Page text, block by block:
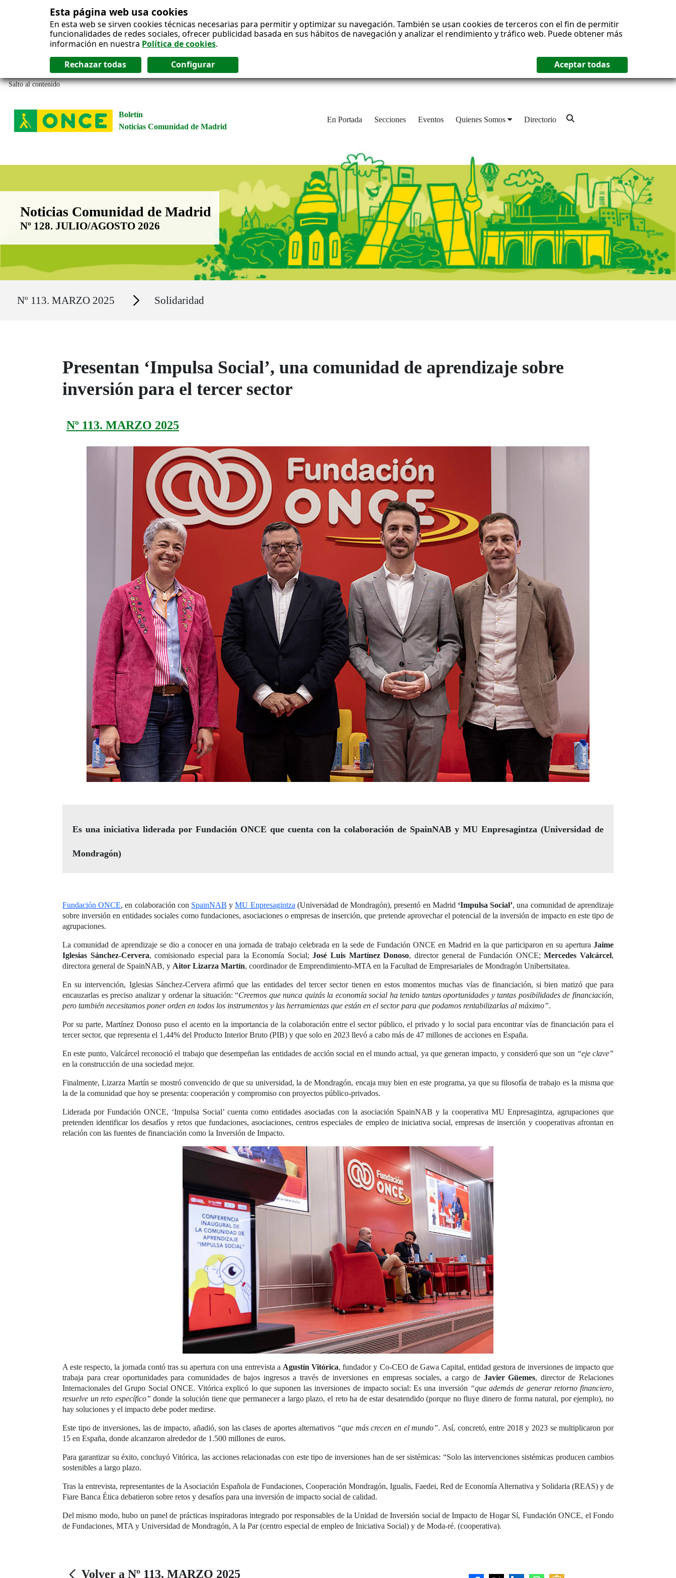
Esta página web usa cookies
En esta web se sirven cookies técnicas necesarias para permitir y optimizar su navegación. También se usan cookies de terceros con el fin de permitir
funcionalidades de redes sociales, ofrecer publicidad basada en sus hábitos de navegación y analizar el rendimiento y tráfico web. Puede obtener más
información en nuestra Política de cookies.
Salto al contenido
Boletín
Noticias Comunidad de Madrid
En Portada Secciones Eventos Quienes Somos Directorio
Boletín Noticias Comunidad de Madrid
Noticias Comunidad de Madrid
Nº 128. JULIO/AGOSTO 2026
Nº 113. MARZO 2025 Secciones Solidaridad
Presentan ‘Impulsa Social’, una comunidad de aprendizaje sobre
inversión para el tercer sector
Nº 113. MARZO 2025
Es una iniciativa liderada por Fundación ONCE que cuenta con la colaboración de SpainNAB y MU Enpresagintza (Universidad de
Mondragón)
Fundación ONCE, en colaboración con SpainNAB yMU Enpresagintza (Universidad de Mondragón), presentó en Madrid ‘Impulsa Social’, una comunidad de aprendizaje
sobre inversión en entidades sociales como fundaciones, asociaciones o empresas de inserción, que pretende aprovechar el potencial de la inversión de impacto en este tipo de
agrupaciones.
La comunidad de aprendizaje se dio a conocer en una jornada de trabajo celebrada en la sede de Fundación ONCE en Madrid en la que participaron en su apertura Jaime
Iglesias Sánchez-Cervera, comisionado especial para la Economía Social;José Luis Martínez Donoso, director general de Fundación ONCE;Mercedes Valcárcel,
directora general de SpainNAB, y Aitor Lizarza Martín, coordinador de Emprendimiento-MTA en la Facultad de Empresariales de Mondragón Unibertsitatea.
En su intervención, Iglesias Sánchez-Cervera afirmó que las entidades del tercer sector tienen en estos momentos muchas vías de financiación, si bien matizó que para
encauzarlas es preciso analizar y ordenar la situación: “Creemos que nunca quizás la economía social ha tenido tantas oportunidades y tantas posibilidades de financiación,
pero también necesitamos poner orden en todos los instrumentos y las herramientas que están en el sector para que podamos rentabilizarlas al máximo”.
Por su parte, Martínez Donoso puso el acento en la importancia de la colaboración entre el sector público, el privado y lo social para encontrar vías de financiación para el
tercer sector, que representa el 1,44% del Producto Interior Bruto (PIB) y que solo en 2023 llevó a cabo más de 47 millones de acciones en España.
En este punto, Valcárcel reconoció el trabajo que desempeñan las entidades de acción social en el mundo actual, ya que generan impacto, y consideró que son un “eje clave”
en la construcción de una sociedad mejor.
Finalmente, Lizarza Martín se mostró convencido de que su universidad, la de Mondragón, encaja muy bien en este programa, ya que su filosofía de trabajo es la misma que
la de la comunidad que hoy se presenta: cooperación y compromiso con proyectos público-privados.
Liderada por Fundación ONCE, ‘Impulsa Social’ cuenta como entidades asociadas con la asociación SpainNAB y la cooperativa MU Enpresagintza, agrupaciones que
pretenden identificar los desafíos y retos que fundaciones, asociaciones, centros especiales de empleo de iniciativa social, empresas de inserción y cooperativas afrontan en
relación con las fuentes de financiación como la Inversión de Impacto.
A este respecto, la jornada contó tras su apertura con una entrevista a Agustín Vitórica, fundador y Co-CEO de Gawa Capital, entidad gestora de inversiones de impacto que
trabaja para crear oportunidades para comunidades de bajos ingresos a través de inversiones en empresas sociales, a cargo de Javier Güemes, director de Relaciones
Internacionales del Grupo Social ONCE. Vitórica explicó lo que suponen las inversiones de impacto social: Es una inversión “que además de generar retorno financiero,
resuelve un reto específico” donde la solución tiene que permanecer a largo plazo, el reto ha de estar desatendido (porque no fluye dinero de forma natural, por ejemplo), no
hay soluciones y el impacto debe poder medirse.
Este tipo de inversiones, las de impacto, añadió, son las clases de aportes alternativos “que más crecen en el mundo”. Así, concretó, entre 2018 y 2023 se multiplicaron por
15 en España, donde alcanzaron alrededor de 1.500 millones de euros.
Para garantizar su éxito, concluyó Vitórica, las acciones relacionadas con este tipo de inversiones han de ser sistémicas: “Solo las intervenciones sistémicas producen cambios
sostenibles a largo plazo.
Tras la entrevista, representantes de la Asociación Española de Fundaciones, Cooperación Mondragón, Igualis, Faedei, Red de Economía Alternativa y Solidaria (REAS) y de
Fiare Banca Ética debatieron sobre retos y desafíos para una inversión de impacto social de calidad.
Del mismo modo, hubo un panel de prácticas inspiradoras integrado por responsables de la Unidad de Inversión social de Impacto de Hogar Sí, Fundación ONCE, el Fondo
de Fundaciones, MTA y Universidad de Mondragón, A la Par (centro especial de empleo de Iniciativa Social) y de Moda-ré. (cooperativa).
Volver a Nº 113. MARZO 2025